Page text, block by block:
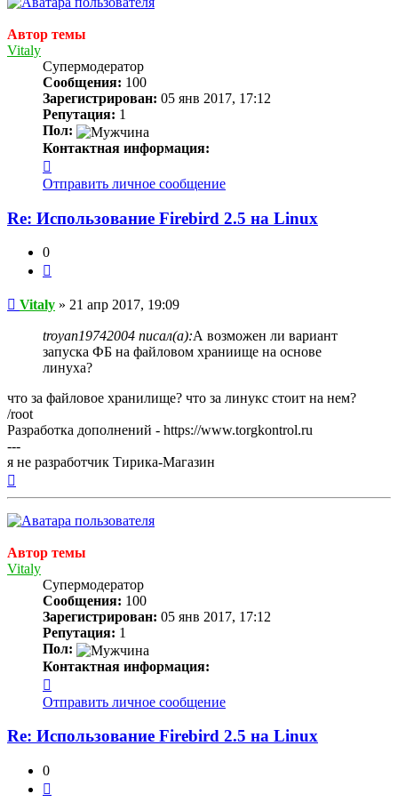
Автор темы
Vitaly
Супермодератор
Сообщения: 100
Зарегистрирован: 05 янв 2017, 17:12
Репутация: 1
Пол:
Контактная информация:
информация
пользователя
Отправить личное сообщение
Re: Использование Firebird 2.5 на Linux
0
Сообщение
Vitaly » 21 апр 2017, 19:09
troyan19742004 писал(а):А возможен ли вариант
запуска ФБ на файловом храниище на основе
линуха?
что за файловое хранилище? что за линукс стоит на нем?
/root
Разработка дополнений - https://www.torgkontrol.ru
---
я не разработчик Тирика-Магазин
Автор темы
Vitaly
Супермодератор
Сообщения: 100
Зарегистрирован: 05 янв 2017, 17:12
Репутация: 1
Пол:
Контактная информация:
информация
пользователя
Отправить личное сообщение
Re: Использование Firebird 2.5 на Linux
0